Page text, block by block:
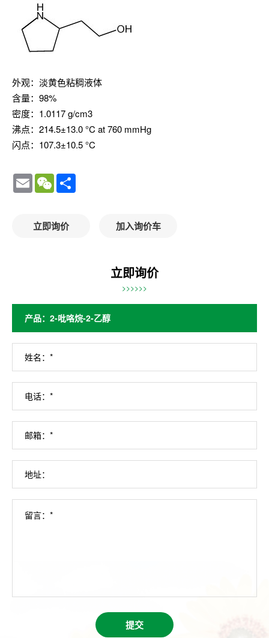
外观：淡黄色粘稠液体
含量：98%
密度：1.0117 g/cm3
沸点：214.5±13.0 °C at 760 mmHg
闪点：107.3±10.5 °C
Email WeChat
立即询价 加入询价车
立即询价
>>>>>>
姓名：*
电话：*
邮箱：*
地址：
留言：*
提交